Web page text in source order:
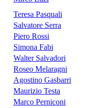
Teresa Pasquali
Salvatore Serra
Piero Rossi
Simona Fabi
Walter Salvadori
Roseo Melaragni
Agostino Gasbarri
Maurizio Testa
Marco Perniconi